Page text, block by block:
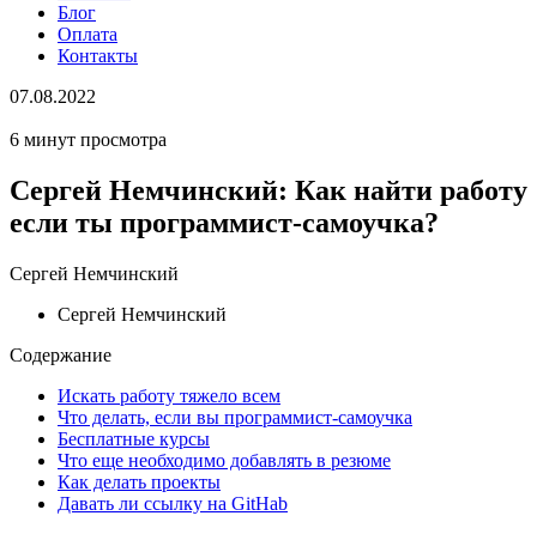
Блог
Оплата
Контакты
07.08.2022
6 минут просмотра
Сергей Немчинский: Как найти работу
если ты программист-самоучка?
Сергей Немчинский
Сергей Немчинский
Содержание
Искать работу тяжело всем
Что делать, если вы программист-самоучка
Бесплатные курсы
Что еще необходимо добавлять в резюме
Как делать проекты
Давать ли ссылку на GitHab